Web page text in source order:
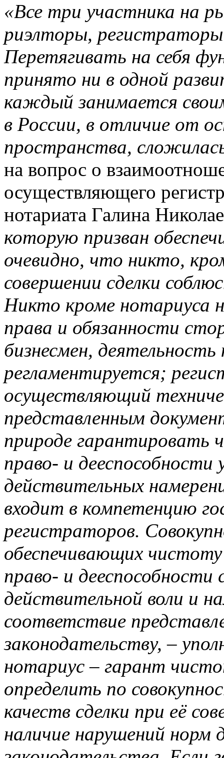
«Все три участника на
риэлторы,
Перетягивать на себя
принято ни в одной
каждый занимается
в России, в отличие от
пространства,
на вопрос о
осуществляющего
нотариата Галина
которую призван
очевидно, что никто,
совершении сделки
Никто кроме нотариуса
права и обязанности
бизнесмен, деятельность
регламентируется;
осуществляющий
представленным
природе гарантировать
право- и дееспособности
действительных
входит в компетенцию
регистраторов.
обеспечивающих
право- и дееспособности
действительной воли и
соответствие
законодательству, –
нотариус – гарант
определить по
качеств сделки при её
наличие нарушений норм